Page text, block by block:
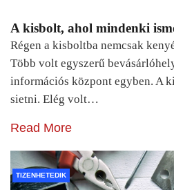
A kisbolt, ahol mindenki
Régen a kisboltba nemcsak
Több volt egyszerű
információs központ egyben. A
sietni. Elég volt…
Read More
TIZENHETEDIK